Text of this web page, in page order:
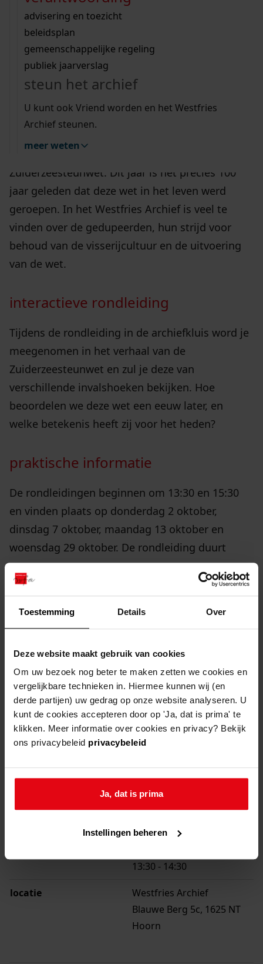
Toestemming Details Over
Deze website maakt gebruik van cookies
Om uw bezoek nog beter te maken zetten we cookies en
vergelijkbare technieken in. Hiermee kunnen wij (en
derde partijen) uw gedrag op onze website analyseren. U
kunt de cookies accepteren door op 'Ja, dat is prima' te
klikken. Meer informatie over cookies en privacy? Bekijk
ons privacybeleid privacybeleid
Ja, dat is prima
Instellingen beheren
bouwvergunningen
omgevingsvergunningen
vergunningen
beeld en geluid
uitleg nodig?
Wij helpen u op weg met een aantal zoektips.
bekijk alle zoektips
Wij helpen u op weg met een aantal zoektips.
bekijk alle zoektips
bekijk ons geschiedenislokaal
advisering en toezicht
beleidsplan
gemeenschappelijke regeling
publiek jaarverslag
steun het archief
U kunt ook Vriend worden en het Westfries
Archief steunen.
meer weten
de zuiderzeesteunwet
Zuiderzeesteunwet. Dit jaar is het precies 100
jaar geleden dat deze wet in het leven werd
geroepen. In het Westfries Archief is veel te
vinden over de gedupeerden, hun strijd voor
behoud van de visserijcultuur en de uitvoering
van de wet.
interactieve rondleiding
Tijdens de rondleiding in de archiefkluis word je
meegenomen in het verhaal van de
Zuiderzeesteunwet en zul je deze van
verschillende invalshoeken bekijken. Hoe
beoordelen we deze wet een eeuw later, en
welke betekenis heeft zij voor het heden?
praktische informatie
De rondleidingen beginnen om 13:30 en 15:30
en vinden plaats op donderdag 2 oktober,
dinsdag 7 oktober, maandag 13 oktober en
woensdag 29 oktober. De rondleiding duurt
ongeveer een uur.
Er is een beperkt aantal plaatsen beschikbaar en
vol is vol. De toegang isgratis
, maar aanmelden
aanmelden
aanmelden voor de maand van de geschiedenis
Ga naar "Aanmelden voor de Maand van de
overzicht
13:30 - 14:30
locatie
Westfries Archief
Blauwe Berg 5c, 1625 NT
Hoorn